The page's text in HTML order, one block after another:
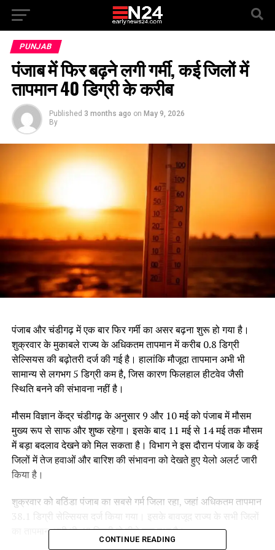
PUNJAB
पंजाब में फिर बढ़ने लगी गर्मी, कई जिलों में
तापमान 40 डिग्री के करीब
Published 3 months ago on May 9, 2026
By
पंजाब और चंडीगढ़ में एक बार फिर गर्मी का असर बढ़ना शुरू हो गया है।
शुक्रवार के मुकाबले राज्य के अधिकतम तापमान में करीब 0.8 डिग्री
सेल्सियस की बढ़ोतरी दर्ज की गई है। हालांकि मौजूदा तापमान अभी भी
सामान्य से लगभग 5 डिग्री कम है, जिस कारण फिलहाल हीटवेव जैसी
स्थिति बनने की संभावना नहीं है।
मौसम विज्ञान केंद्र चंडीगढ़ के अनुसार 9 और 10 मई को पंजाब में मौसम
मुख्य रूप से साफ और शुष्क रहेगा। इसके बाद 11 मई से 14 मई तक मौसम
में बड़ा बदलाव देखने को मिल सकता है। विभाग ने इस दौरान पंजाब के कई
जिलों में तेज हवाओं और बारिश की संभावना को देखते हुए येलो अलर्ट जारी
किया है।
शुक्रवार को बठिंडा पंजाब का सबसे गर्म जिला रहा, जहां अधिकतम तापमान
38.1 डिग्री सेल्सियस दर्ज किया गया। इसके बावजूद राज्य के सभी जिलों
का तापमान अभी भी 40 डिग्री से नीचे बना हुआ है।
CONTINUE READING